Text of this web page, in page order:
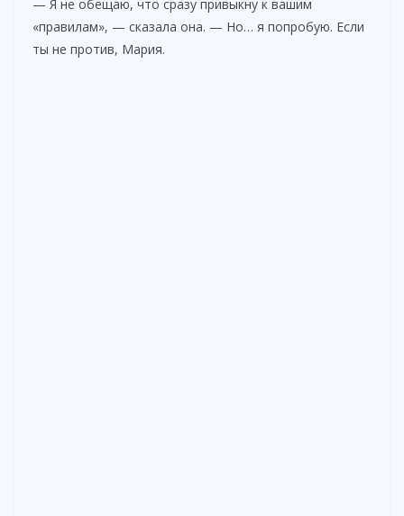
— Я не обещаю, что сразу привыкну к вашим
«правилам», — сказала она. — Но… я попробую. Если
ты не против, Мария.